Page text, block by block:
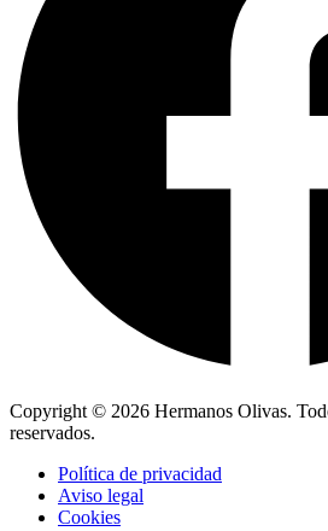
Copyright © 2026 Hermanos Olivas.
reservados.
Política de privacidad
Aviso legal
Cookies